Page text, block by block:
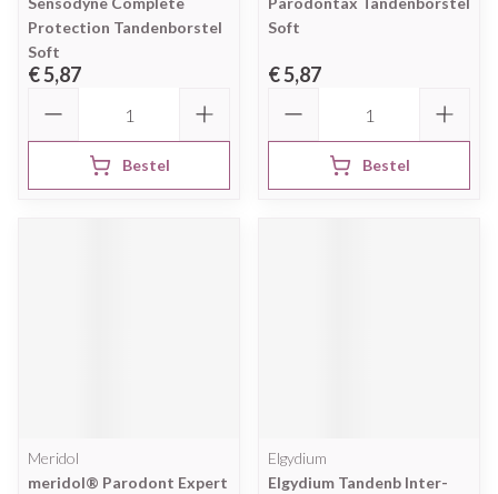
Protection Tandenborstel
Soft
€ 5,87
Bestel
Soft
€ 5,87
Bestel
Meridol
meridol® Parodont Expert
Elgydium
Elgydium Tandenb Inter-